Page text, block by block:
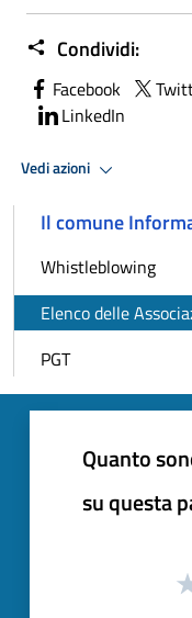
Condividi:
Facebook
LinkedIn
Vedi azioni
Il comune
Whistleblowing
Elenco delle
PGT
Quanto
su questa